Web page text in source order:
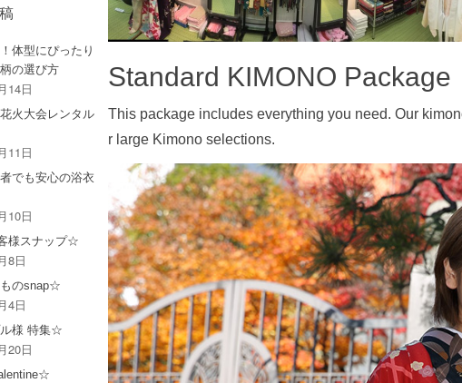
Standard KIMONO Package
This package includes everything you need. Our
r large Kimono selections.
体型にぴったり
の選び方
14日
火大会レンタル
11日
でも安心の浴衣
10日
様スナップ☆
8日
のsnap☆
4日
様 特集☆
20日